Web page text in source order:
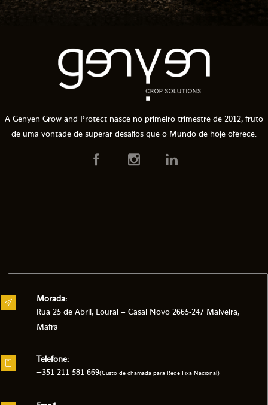
A Genyen Grow and Protect nasce no primeiro trimestre de 2012, fruto
de uma vontade de superar desafios que o Mundo de hoje oferece.
Morada:
Rua 25 de Abril, Loural – Casal Novo 2665-247 Malveira,
Mafra
Telefone:
+351 211 581 669(Custo de chamada para Rede Fixa Nacional)